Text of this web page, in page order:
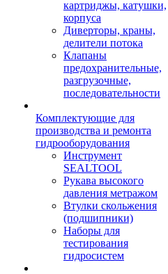
картриджы, катушки,
корпуса
Диверторы, краны,
делители потока
Клапаны
предохранительные,
разгрузочные,
последовательности
Комплектующие для
производства и ремонта
гидрооборудования
Инструмент
SEALTOOL
Рукава высокого
давления метражом
Втулки скольжения
(подшипники)
Наборы для
тестирования
гидросистем